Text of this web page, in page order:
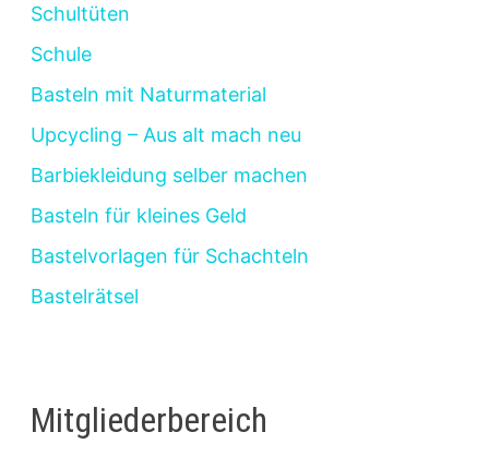
Schultüten
Schule
Basteln mit Naturmaterial
Upcycling – Aus alt mach neu
Barbiekleidung selber machen
Basteln für kleines Geld
Bastelvorlagen für Schachteln
Bastelrätsel
Mitgliederbereich